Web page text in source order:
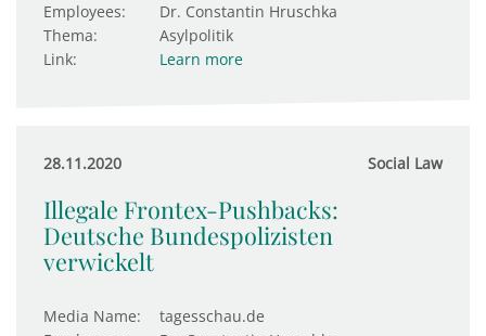
Employees:
Dr. Constantin Hruschka
Thema:
Asylpolitik
Link:
Learn more
28.11.2020 Social Law
Illegale Frontex-Pushbacks:
Deutsche Bundespolizisten
verwickelt
Media Name:
tagesschau.de